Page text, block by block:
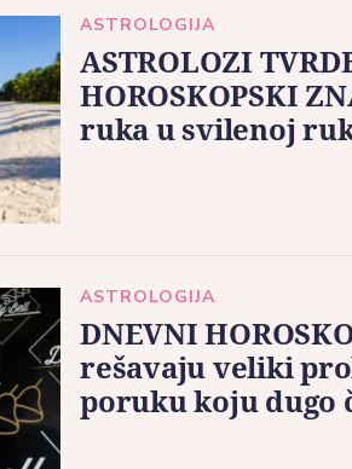
ASTROLOGIJA
ASTROLOZI
HOROSKOPSKI
ruka u svilenoj
ASTROLOGIJA
DNEVNI
rešavaju veliki
poruku koju dugo